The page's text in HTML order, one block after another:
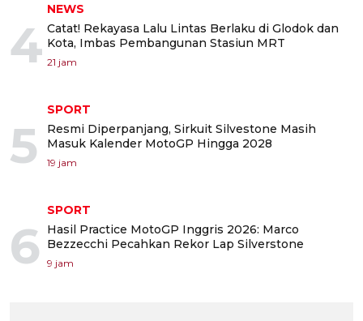
4
NEWS
Catat! Rekayasa Lalu Lintas Berlaku di Glodok dan
Kota, Imbas Pembangunan Stasiun MRT
21 jam
5
SPORT
Resmi Diperpanjang, Sirkuit Silvestone Masih
Masuk Kalender MotoGP Hingga 2028
19 jam
6
SPORT
Hasil Practice MotoGP Inggris 2026: Marco
Bezzecchi Pecahkan Rekor Lap Silverstone
9 jam